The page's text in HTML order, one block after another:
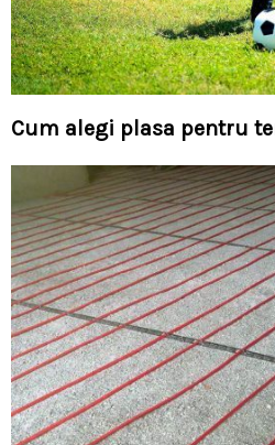
Cum alegi plasa pentru